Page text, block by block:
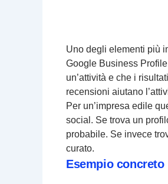
Uno degli elementi più
Google Business
un’attività e che i
recensioni aiutano
Per un’impresa edile
social. Se trova un
probabile. Se invece
curato.
Esempio concreto